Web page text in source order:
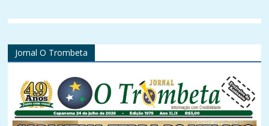
Jornal O Trombeta